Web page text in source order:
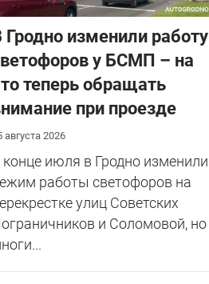
Гродно изменили работу
у БСМП – на
теперь обращать
при проезде
августа 2026
конце июля в Гродно изменили
работы светофоров на
улиц Советских
и Соломовой, но